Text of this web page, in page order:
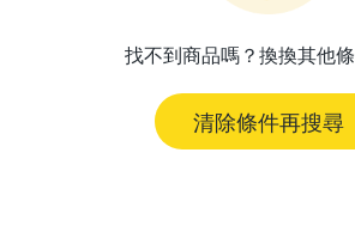
找不到商品嗎？換換其他條
清除條件再搜尋